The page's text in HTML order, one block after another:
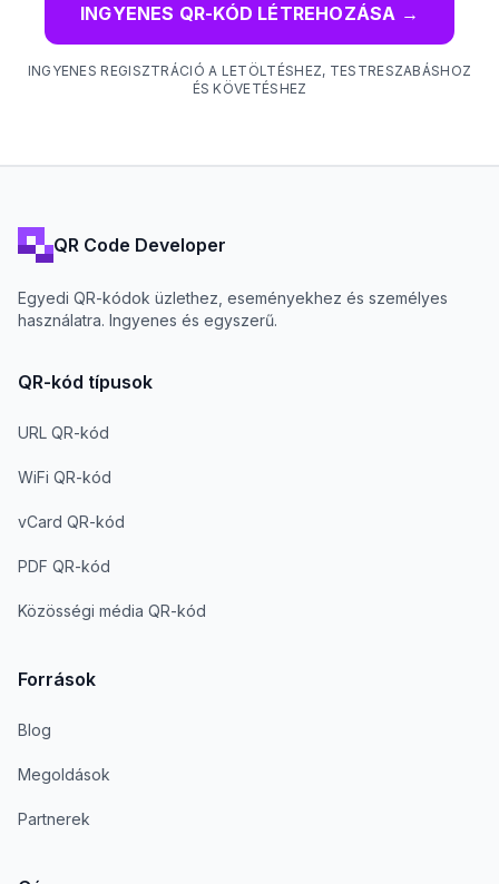
INGYENES QR-KÓD LÉTREHOZÁSA →
INGYENES REGISZTRÁCIÓ A LETÖLTÉSHEZ, TESTRESZABÁSHOZ
ÉS KÖVETÉSHEZ
QR Code Developer
Egyedi QR-kódok üzlethez, eseményekhez és személyes
használatra. Ingyenes és egyszerű.
QR-kód típusok
URL QR-kód
WiFi QR-kód
vCard QR-kód
PDF QR-kód
Közösségi média QR-kód
Források
Blog
Megoldások
Partnerek